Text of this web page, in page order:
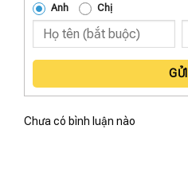
Anh Chị
GỬI
Chưa có bình luận nào